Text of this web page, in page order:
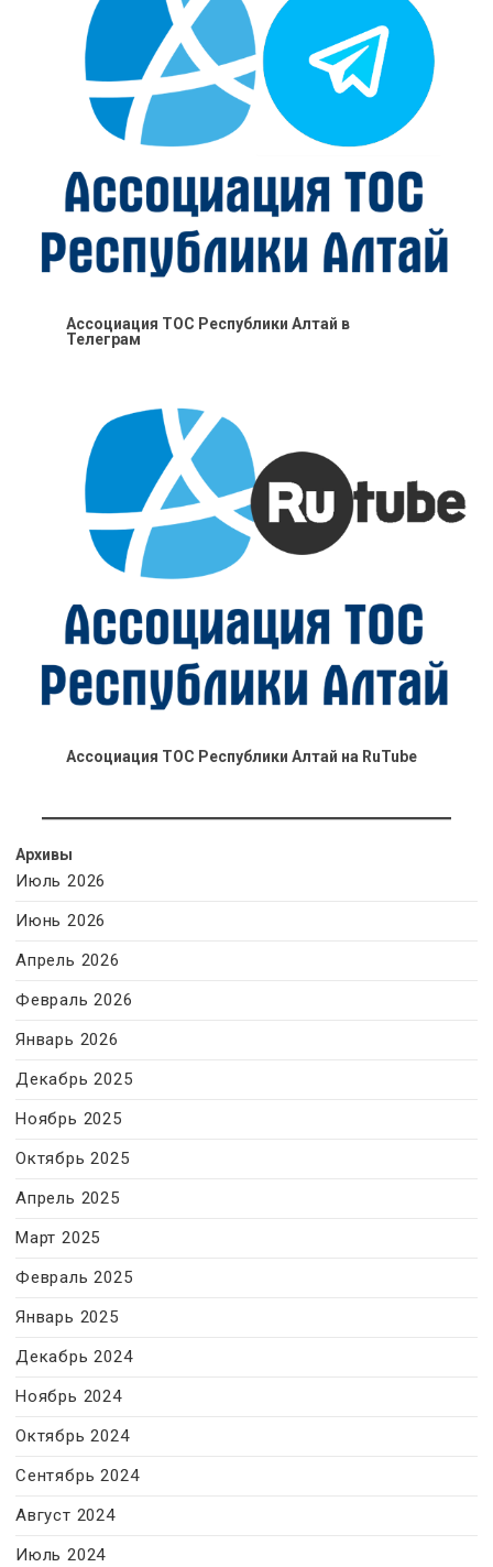
Ассоциация ТОС Республики Алтай в
Телеграм
Ассоциация ТОС Республики Алтай на RuTube
Архивы
Июль 2026
Июнь 2026
Апрель 2026
Февраль 2026
Январь 2026
Декабрь 2025
Ноябрь 2025
Октябрь 2025
Апрель 2025
Март 2025
Февраль 2025
Январь 2025
Декабрь 2024
Ноябрь 2024
Октябрь 2024
Сентябрь 2024
Август 2024
Июль 2024